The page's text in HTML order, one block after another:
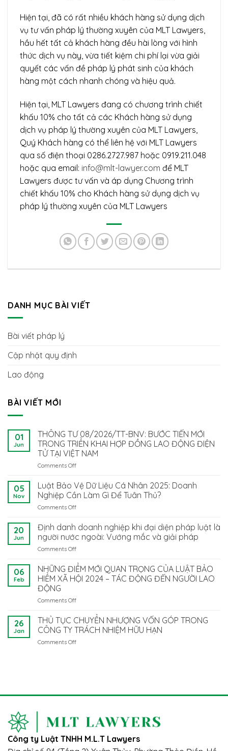
Hiện tại, đã có rất nhiều khách hàng sử dụng dịch
vụ tư vấn pháp lý thường xuyên của MLT Lawyers,
hầu hết tất cả khách hàng đều hài lòng với hình
thức dịch vụ này, vừa tiết kiệm chi phí lại vừa giải
quyết các vấn đề pháp lý phát sinh của khách
hàng một cách nhanh chóng và hiệu quả.
Hiện tại, MLT Lawyers đang có chương trình chiết
khấu 10% cho tất cả các Khách hàng sử dụng
dịch vụ pháp lý thường xuyên của MLT Lawyers,
Quý Khách hàng có thể liên hệ với MLT Lawyers
qua số điện thoại 0286.2727.987 hoặc 0919.211.048
hoặc qua email: info@mlt-lawyer.com để MLT
Lawyers được tư vấn và áp dụng Chương trình
chiết khấu 10% cho Khách hàng sử dụng dịch vụ
pháp lý thường xuyên của MLT Lawyers
DANH MỤC BÀI VIẾT
Bài viết pháp lý
Cập nhật quy định
Lao động
BÀI VIẾT MỚI
01
Jun
THÔNG TƯ 08/2026/TT-BNV: BƯỚC TIẾN MỚI
TRONG TRIỂN KHAI HỢP ĐỒNG LAO ĐỘNG ĐIỆN
TỬ TẠI VIỆT NAM
Comments Off
TƯ
08/2026/TT-
BNV:
MỚI
TRONG
TRIỂN
ĐỒNG
LAO
VIỆT
NAM
05
Nov
Luật Bảo Vệ Dữ Liệu Cá Nhân 2025: Doanh
Nghiệp Cần Làm Gì Để Tuân Thủ?
Comments Off
Bảo
Dữ
Nhân
2025:
Gì
Để
20
Jun
Định danh doanh nghiệp khi đại diện pháp luật là
người nước ngoài: Vướng mắc và giải pháp
Comments Off
danh
doanh
nghiệp
pháp
luật
giải
06
Feb
NHỮNG ĐIỂM MỚI QUAN TRỌNG CỦA LUẬT BẢO
HIỂM XÃ HỘI 2024 – TÁC ĐỘNG ĐẾN NGƯỜI LAO
ĐỘNG
Comments Off
ĐIỂM
MỚI
QUAN
HỘI
TÁC
ĐẾN
NGƯỜI
26
Jan
THỦ TỤC CHUYỂN NHƯỢNG VỐN GÓP TRONG
CÔNG TY TRÁCH NHIỆM HỮU HẠN
Comments Off
GÓP
TY
TRÁCH
NHIỆM
Công ty Luật TNHH M.L.T Lawyers